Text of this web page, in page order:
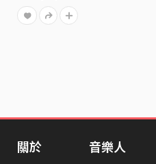
關於 音樂人